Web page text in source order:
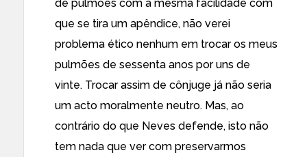
de pulmões com a mesma facilidade com
que se tira um apêndice, não verei
problema ético nenhum em trocar os meus
pulmões de sessenta anos por uns de
vinte. Trocar assim de cônjuge já não seria
um acto moralmente neutro. Mas, ao
contrário do que Neves defende, isto não
tem nada que ver com preservarmos